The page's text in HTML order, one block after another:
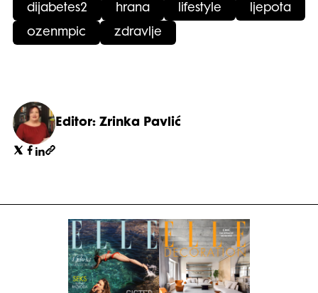
dijabetes2 hrana lifestyle ljepota
ozenmpic zdravlje
Editor: Zrinka Pavlić